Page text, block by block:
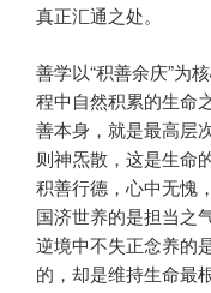
真正汇通之处。
善学以“积善余庆”为
程中自然积累的生命
善本身，就是最高层
则神炁散，这是生命
积善行德，心中无愧
国济世养的是担当之
逆境中不失正念养的
的，却是维持生命最